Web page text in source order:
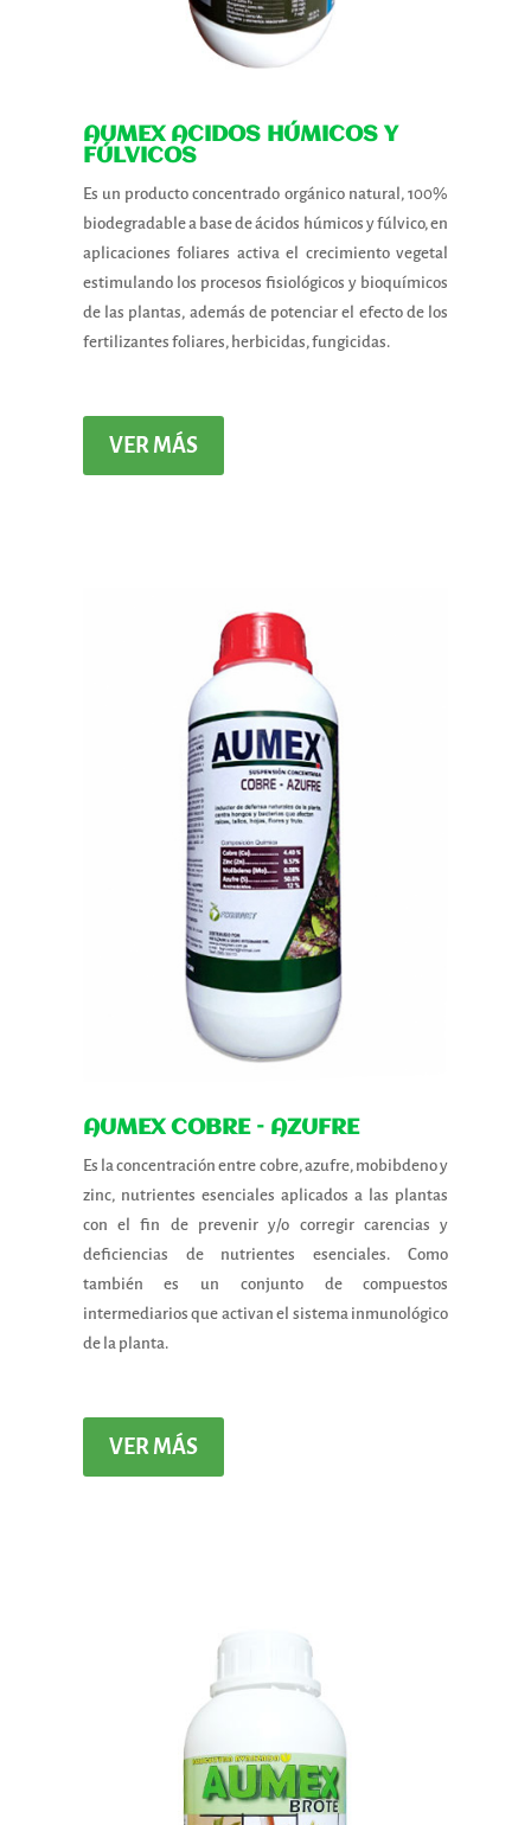
AUMEX ACIDOS HÚMICOS Y
FÚLVICOS
Es un producto concentrado orgánico natural, 100%
biodegradable a base de ácidos húmicos y fúlvico, en
aplicaciones foliares activa el crecimiento vegetal
estimulando los procesos fisiológicos y bioquímicos
de las plantas, además de potenciar el efecto de los
fertilizantes foliares, herbicidas, fungicidas.
VER MÁS
AUMEX COBRE – AZUFRE
Es la concentración entre cobre, azufre, mobibdeno y
zinc, nutrientes esenciales aplicados a las plantas
con el fin de prevenir y/o corregir carencias y
deficiencias de nutrientes esenciales. Como
también es un conjunto de compuestos
intermediarios que activan el sistema inmunológico
de la planta.
VER MÁS